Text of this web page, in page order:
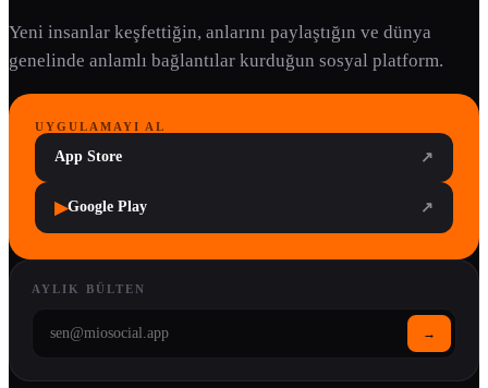
Yeni insanlar keşfettiğin, anlarını paylaştığın ve dünya
genelinde anlamlı bağlantılar kurduğun sosyal platform.
UYGULAMAYI AL
App Store ↗
▶Google Play ↗
AYLIK BÜLTEN
→